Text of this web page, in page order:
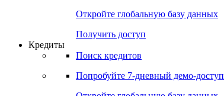
Откройте глобальную базу данных
Получить доступ
Кредиты
Поиск кредитов
Попробуйте 7-дневный демо-доступ